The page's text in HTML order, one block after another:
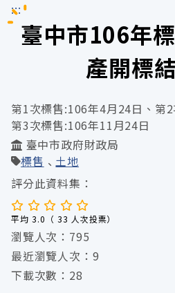
:::
臺中市106年
產開標
第1次標售:106年4月24日、第
第3次標售:106年11月24日
臺中市政府財政局
標售
土地
評分此資料集：
平均 3.0（ 33 人次投票）
瀏覽人次：795
最近瀏覽人次：9
下載次數：28